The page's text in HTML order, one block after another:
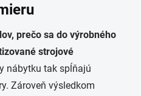
prečo sa do výrobného
strojové
nábytku tak spĺňajú
Zároveň výsledkom